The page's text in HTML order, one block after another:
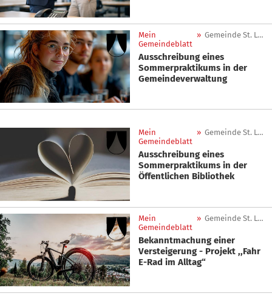
Mein
Gemeindeblatt
» Gemeinde St. Leonhard in Passeier
Ausschreibung eines
Sommerpraktikums in der
Gemeindeverwaltung
Mein
Gemeindeblatt
» Gemeinde St. Leonhard in Passeier
Ausschreibung eines
Sommerpraktikums in der
Öffentlichen Bibliothek
Mein
Gemeindeblatt
» Gemeinde St. Leonhard in Passeier
Bekanntmachung einer
Versteigerung - Projekt ,,Fahr
E-Rad im Alltag“